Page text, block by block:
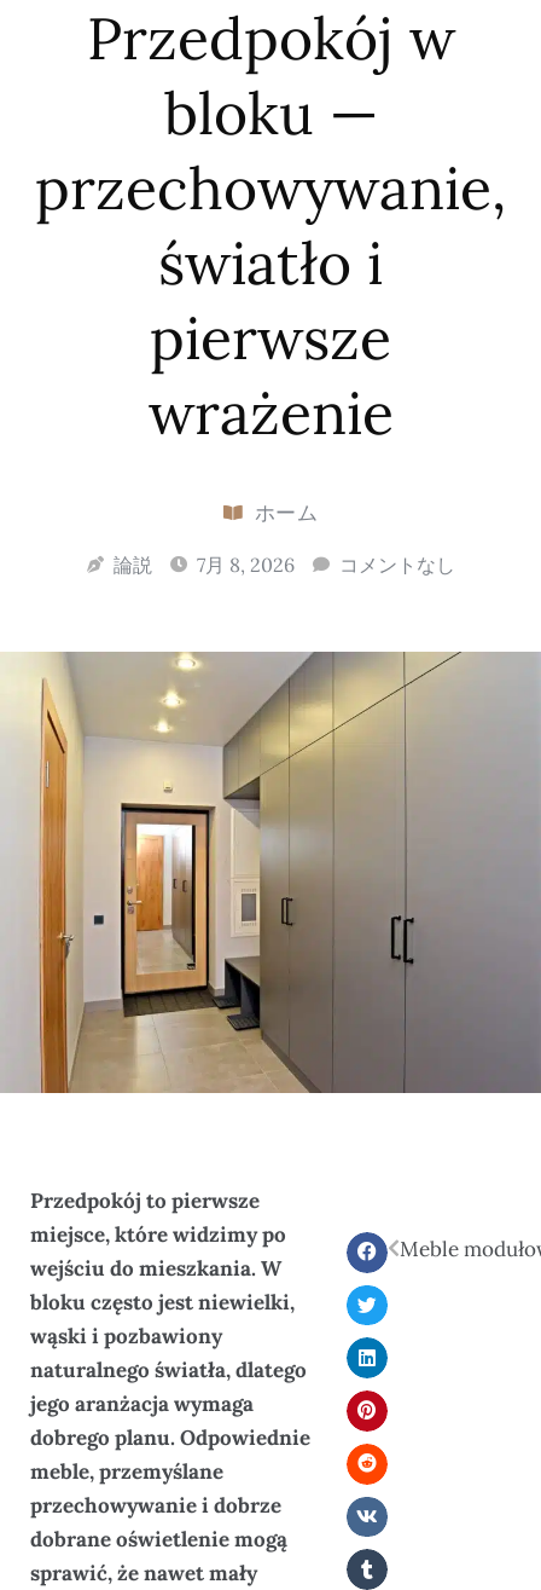
Przedpokój w
bloku —
przechowywanie,
światło i
pierwsze
wrażenie
ホーム
論説 7月 8, 2026 コメントなし
Przedpokój to pierwsze
miejsce, które widzimy po
wejściu do mieszkania. W
bloku często jest niewielki,
wąski i pozbawiony
naturalnego światła, dlatego
jego aranżacja wymaga
dobrego planu. Odpowiednie
meble, przemyślane
przechowywanie i dobrze
dobrane oświetlenie mogą
sprawić, że nawet mały